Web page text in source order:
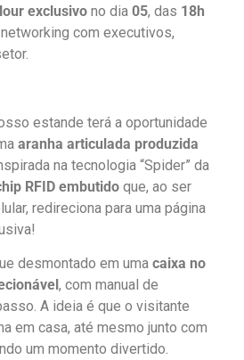
exclusivo no dia 05, das 18h
com executivos,
estande terá a oportunidade
aranha articulada produzida
na tecnologia “Spider” da
RFID embutido que, ao ser
redireciona para uma página
desmontado em uma caixa no
, com manual de
A ideia é que o visitante
em casa, até mesmo junto com
um momento divertido.